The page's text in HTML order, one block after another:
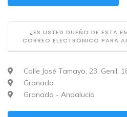
¿ES USTED DUEÑO DE ESTA
CORREO ELECTRÓNICO PARA
Calle José Tamayo, 23, Genil,
Granada
Granada - Andalucía